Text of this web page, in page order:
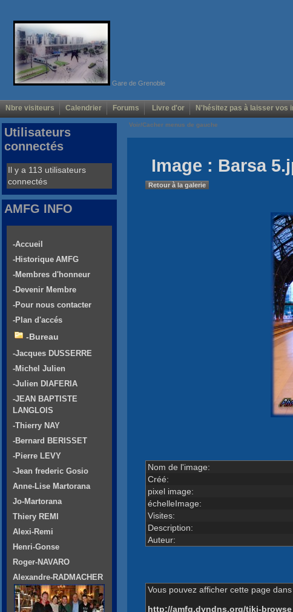
Gare de Grenoble
Nbre visiteurs Calendrier Forums Livre d'or N'hésitez pas à laisser vos
Voir/Cacher menus de gauche
Image : Barsa
Retour à la galerie
Nom de l'image:
Créé:
pixel image:
échelleImage:
Visites:
Description:
Auteur:
Vous pouvez afficher cette page
http://amfg.dyndns.org/tiki-
Utilisateurs
connectés
Il y a 113 utilisateurs
connectés
AMFG INFO
-Accueil
-Historique AMFG
-Membres d'honneur
-Devenir Membre
-Pour nous contacter
-Plan d'accés
-Bureau
-Jacques DUSSERRE
-Michel Julien
-Julien DIAFERIA
-JEAN BAPTISTE
LANGLOIS
-Thierry NAY
-Bernard BERISSET
-Pierre LEVY
-Jean frederic Gosio
Anne-Lise Martorana
Jo-Martorana
Thiery REMI
Alexi-Remi
Henri-Gonse
Roger-NAVARO
Alexandre-RADMACHER